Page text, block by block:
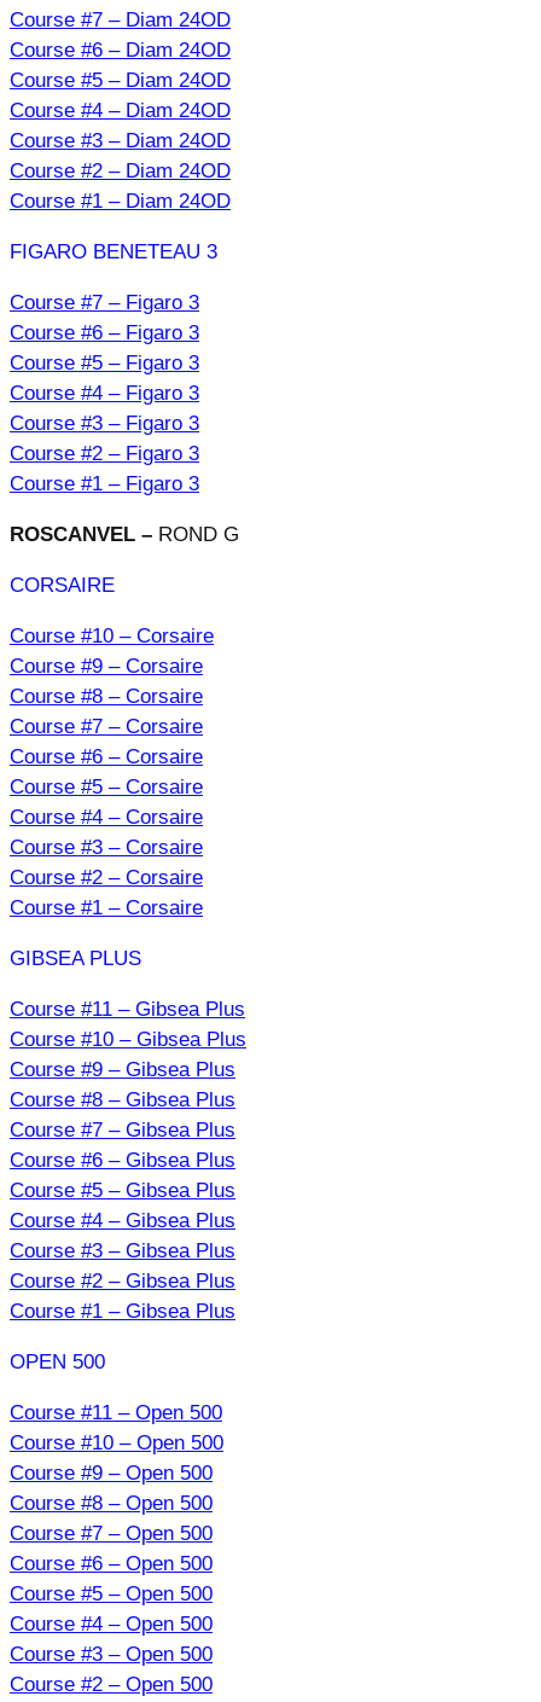
Course #7 – Diam 24OD
Course #6 – Diam 24OD
Course #5 – Diam 24OD
Course #4 – Diam 24OD
Course #3 – Diam 24OD
Course #2 – Diam 24OD
Course #1 – Diam 24OD
FIGARO BENETEAU 3
Course #7 – Figaro 3
Course #6 – Figaro 3
Course #5 – Figaro 3
Course #4 – Figaro 3
Course #3 – Figaro 3
Course #2 – Figaro 3
Course #1 – Figaro 3
ROSCANVEL – ROND G
CORSAIRE
Course #10 – Corsaire
Course #9 – Corsaire
Course #8 – Corsaire
Course #7 – Corsaire
Course #6 – Corsaire
Course #5 – Corsaire
Course #4 – Corsaire
Course #3 – Corsaire
Course #2 – Corsaire
Course #1 – Corsaire
GIBSEA PLUS
Course #11 – Gibsea Plus
Course #10 – Gibsea Plus
Course #9 – Gibsea Plus
Course #8 – Gibsea Plus
Course #7 – Gibsea Plus
Course #6 – Gibsea Plus
Course #5 – Gibsea Plus
Course #4 – Gibsea Plus
Course #3 – Gibsea Plus
Course #2 – Gibsea Plus
Course #1 – Gibsea Plus
OPEN 500
Course #11 – Open 500
Course #10 – Open 500
Course #9 – Open 500
Course #8 – Open 500
Course #7 – Open 500
Course #6 – Open 500
Course #5 – Open 500
Course #4 – Open 500
Course #3 – Open 500
Course #2 – Open 500